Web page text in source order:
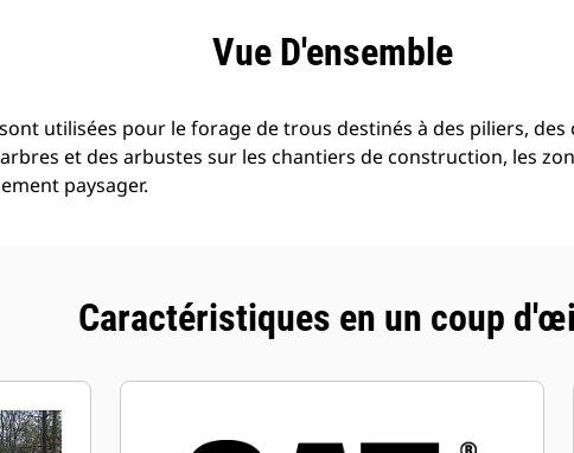
Vue D'ensemble
utilisées pour le forage de trous destinés à des piliers,
et des arbustes sur les chantiers de construction, les
paysager.
Caractéristiques en un coup